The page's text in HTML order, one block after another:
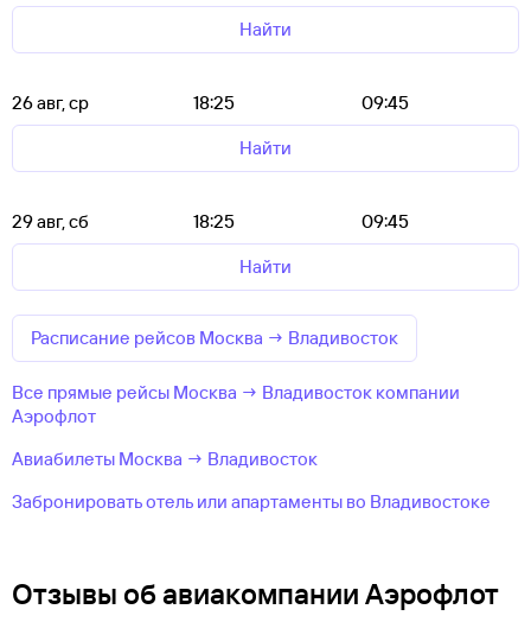
Найти
26 авг, ср 18:25
09:45
Найти
29 авг, сб 18:25
09:45
Найти
Расписание рейсов Москва → Владивосток
Все прямые рейсы Москва → Владивосток компании
Аэрофлот
Авиабилеты Москва → Владивосток
Забронировать отель или апартаменты во Владивостоке
Отзывы об авиакомпании Аэрофлот